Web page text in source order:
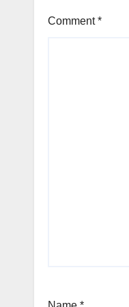
Comment*